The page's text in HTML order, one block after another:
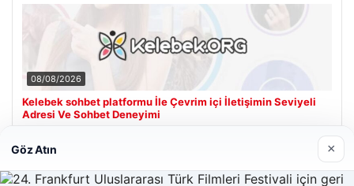
08/08/2026
Kelebek sohbet platformu İle Çevrim içi İletişimin Seviyeli
Adresi Ve Sohbet Deneyimi
Son Eklenen Firmalar
Göz Atın ×